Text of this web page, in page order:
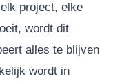
project, elke
wordt dit
alles te blijven
wordt in